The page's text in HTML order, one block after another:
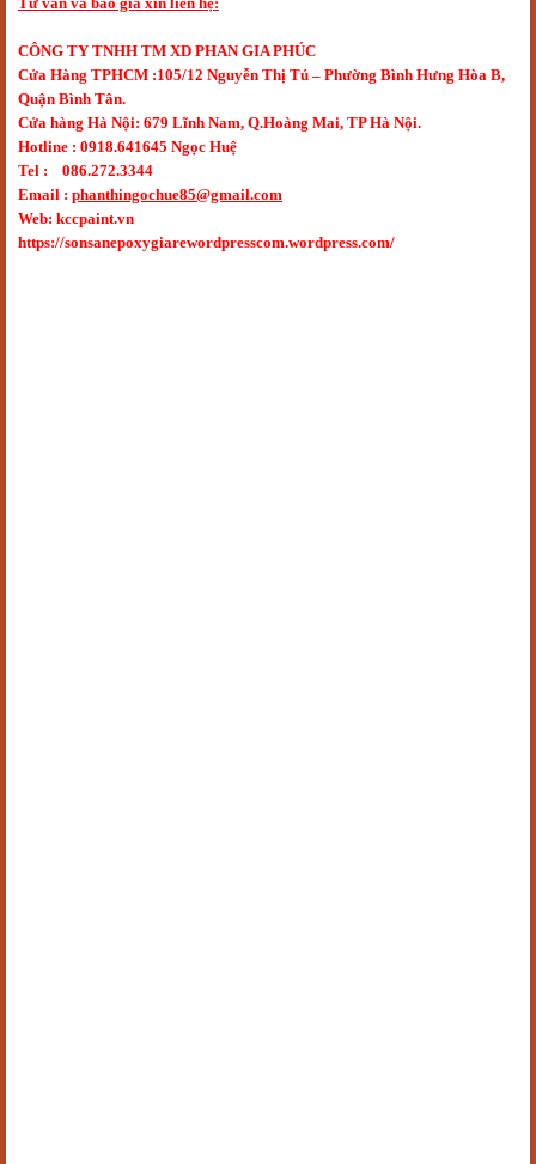
CÔNG TY TNHH TM XD PHAN GIA PHÚC
Cửa Hàng TPHCM :105/12 Nguyễn Thị Tú – Phường Bình Hưng Hòa B,
Quận Bình Tân.
Cửa hàng Hà Nội: 679 Lĩnh Nam, Q.Hoàng Mai, TP Hà Nội.
Hotline : 0918.641645 Ngọc Huệ
Tel : 086.272.3344
Email : phanthingochue85@gmail.com
Web: kccpaint.vn
https://sonsanepoxygiarewordpresscom.wordpress.com/